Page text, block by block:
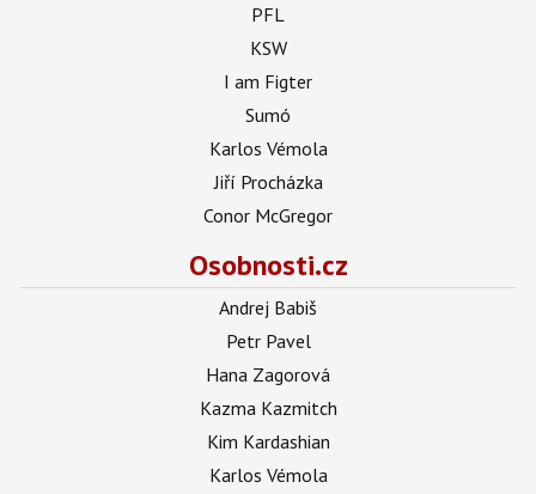
PFL
KSW
I am Figter
Sumó
Karlos Vémola
Jiří Procházka
Conor McGregor
Osobnosti.cz
Andrej Babiš
Petr Pavel
Hana Zagorová
Kazma Kazmitch
Kim Kardashian
Karlos Vémola